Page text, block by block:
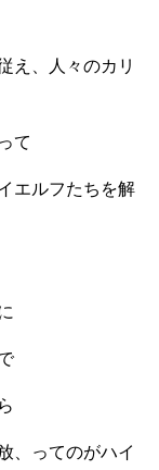
え、人々のカリ
て
エルフたちを解
、ってのがハイ